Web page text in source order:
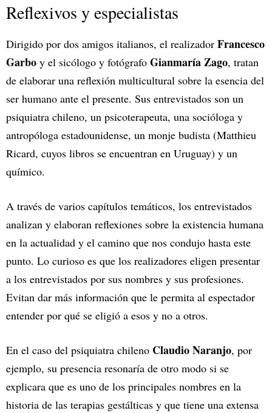
Reflexivos y especialistas
Dirigido por dos amigos italianos, el realizador Francesco
Garbo y el sicólogo y fotógrafo Gianmaría Zago, tratan
de elaborar una reflexión multicultural sobre la esencia del
ser humano ante el presente. Sus entrevistados son un
psiquiatra chileno, un psicoterapeuta, una socióloga y
antropóloga estadounidense, un monje budista (Matthieu
Ricard, cuyos libros se encuentran en Uruguay) y un
químico.
A través de varios capítulos temáticos, los entrevistados
analizan y elaboran reflexiones sobre la existencia humana
en la actualidad y el camino que nos condujo hasta este
punto. Lo curioso es que los realizadores eligen presentar
a los entrevistados por sus nombres y sus profesiones.
Evitan dar más información que le permita al espectador
entender por qué se eligió a esos y no a otros.
En el caso del psiquiatra chileno Claudio Naranjo, por
ejemplo, su presencia resonaría de otro modo si se
explicara que es uno de los principales nombres en la
historia de las terapias gestálticas y que tiene una extensa